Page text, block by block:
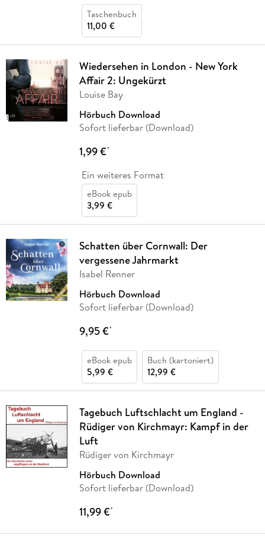
Taschenbuch
11,00 €
Wiedersehen in London - New York
Affair 2: Ungekürzt
Louise Bay
Hörbuch Download
Sofort lieferbar (Download)
1,99 €*
Ein weiteres Format
eBook epub
3,99 €
Schatten über Cornwall: Der
vergessene Jahrmarkt
Isabel Renner
Hörbuch Download
Sofort lieferbar (Download)
9,95 €*
eBook epub
5,99 €
Buch (kartoniert)
12,99 €
Tagebuch Luftschlacht um England -
Rüdiger von Kirchmayr: Kampf in der
Luft
Rüdiger von Kirchmayr
Hörbuch Download
Sofort lieferbar (Download)
11,99 €*